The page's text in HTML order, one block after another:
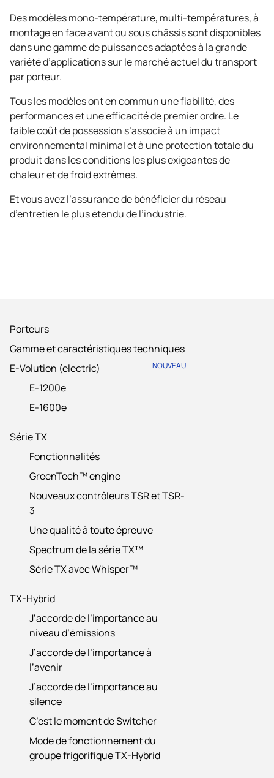
Porteurs
Gamme et caractéristiques techniques
E-Volution (electric)
NOUVEAU
E-1200e
E-1600e
Série TX
Fonctionnalités
GreenTech™ engine
Nouveaux contrôleurs TSR et TSR-
3
Une qualité à toute épreuve
Spectrum de la série TX™
Série TX avec Whisper™
TX-Hybrid
J’accorde de l’importance au
niveau d’émissions
J’accorde de l’importance à
l’avenir
J’accorde de l’importance au
silence
C’est le moment de Switcher
Mode de fonctionnement du
groupe frigorifique TX-Hybrid
Des modèles mono-température, multi-températures, à
montage en face avant ou sous châssis sont disponibles
dans une gamme de puissances adaptées à la grande
variété d’applications sur le marché actuel du transport
par porteur.
Tous les modèles ont en commun une fiabilité, des
performances et une efficacité de premier ordre. Le
faible coût de possession s’associe à un impact
environnemental minimal et à une protection totale du
produit dans les conditions les plus exigeantes de
chaleur et de froid extrêmes.
Et vous avez l’assurance de bénéficier du réseau
d’entretien le plus étendu de l’industrie.